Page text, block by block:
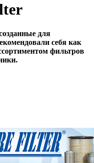
для
себя как
фильтров